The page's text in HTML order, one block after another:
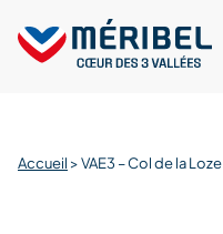
content
Accueil >VAE3 – Col de la Loze